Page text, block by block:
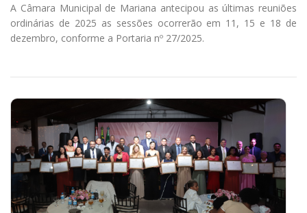
A Câmara Municipal de Mariana antecipou as últimas reuniões
ordinárias de 2025 as sessões ocorrerão em 11, 15 e 18 de
dezembro, conforme a Portaria nº 27/2025.